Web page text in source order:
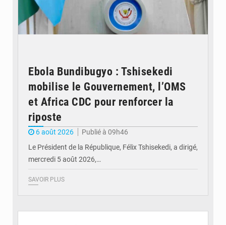
Ebola Bundibugyo : Tshisekedi
mobilise le Gouvernement, l’OMS
et Africa CDC pour renforcer la
riposte
6 août 2026
Publié à 09h46
Le Président de la République, Félix Tshisekedi, a dirigé,
mercredi 5 août 2026,…
SAVOIR PLUS